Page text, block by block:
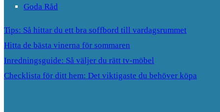
Goda Råd
Tips: Så hittar du ett bra soffbord till vardagsrummet
Hitta de bästa vinerna för sommaren
Inredningsguide: Så väljer du rätt tv-möbel
Checklista för ditt hem: Det viktigaste du behöver köpa